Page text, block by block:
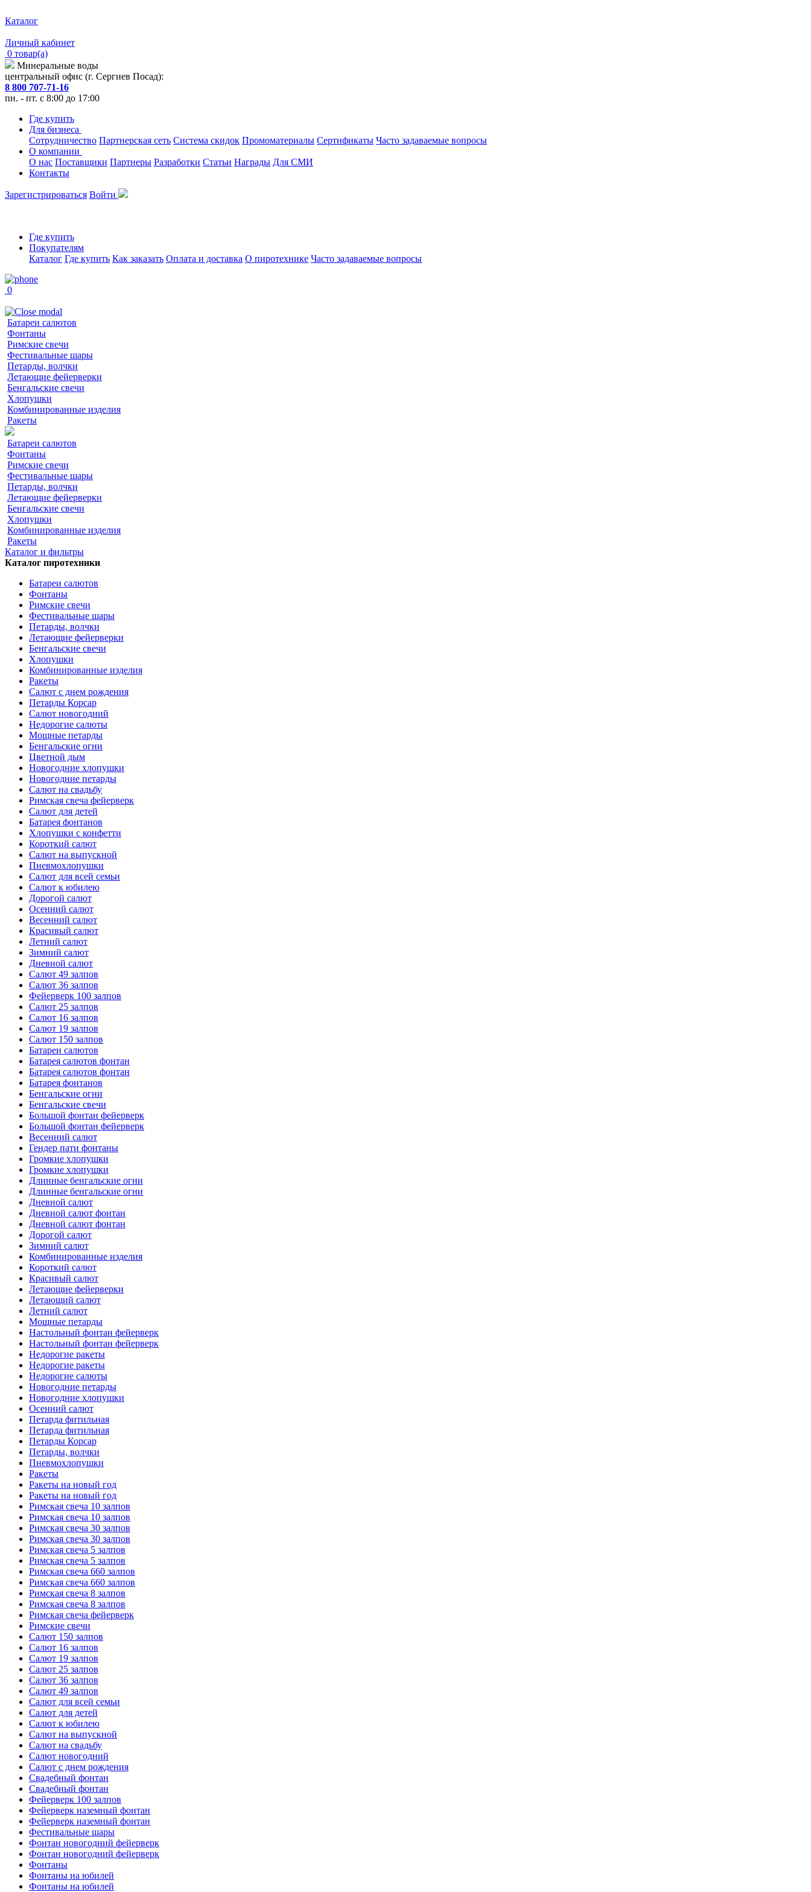
Каталог
Личный кабинет
0 товар(а)
Минеральные воды
центральный офис (г. Сергиев Посад):
8 800 707-71-16
пн. - пт. с 8:00 до 17:00
Где купить
Для бизнеса
Сотрудничество Партнерская сеть Система скидок Промоматериалы Сертификаты Часто задаваемые вопросы
О компании
О нас Поставщики Партнеры Разработки Статьи Награды Для СМИ
Контакты
Зарегистрироваться Войти
Где купить
Покупателям
Каталог Где купить Как заказать Оплата и доставка О пиротехнике Часто задаваемые вопросы
0
Батареи салютов
Фонтаны
Римские свечи
Фестивальные шары
Петарды, волчки
Летающие фейерверки
Бенгальские свечи
Хлопушки
Комбинированные изделия
Ракеты
Батареи салютов
Фонтаны
Римские свечи
Фестивальные шары
Петарды, волчки
Летающие фейерверки
Бенгальские свечи
Хлопушки
Комбинированные изделия
Ракеты
Каталог и фильтры
Каталог пиротехники
Батареи салютов
Фонтаны
Римские свечи
Фестивальные шары
Петарды, волчки
Летающие фейерверки
Бенгальские свечи
Хлопушки
Комбинированные изделия
Ракеты
Салют с днем рождения
Петарды Корсар
Салют новогодний
Недорогие салюты
Мощные петарды
Бенгальские огни
Цветной дым
Новогодние хлопушки
Новогодние петарды
Салют на свадьбу
Римская свеча фейерверк
Салют для детей
Батарея фонтанов
Хлопушки с конфетти
Короткий салют
Салют на выпускной
Пневмохлопушки
Салют для всей семьи
Салют к юбилею
Дорогой салют
Осенний салют
Весенний салют
Красивый салют
Летний салют
Зимний салют
Дневной салют
Салют 49 залпов
Салют 36 залпов
Фейерверк 100 залпов
Салют 25 залпов
Салют 16 залпов
Салют 19 залпов
Салют 150 залпов
Батареи салютов
Батарея салютов фонтан
Батарея салютов фонтан
Батарея фонтанов
Бенгальские огни
Бенгальские свечи
Большой фонтан фейерверк
Большой фонтан фейерверк
Весенний салют
Гендер пати фонтаны
Громкие хлопушки
Громкие хлопушки
Длинные бенгальские огни
Длинные бенгальские огни
Дневной салют
Дневной салют фонтан
Дневной салют фонтан
Дорогой салют
Зимний салют
Комбинированные изделия
Короткий салют
Красивый салют
Летающие фейерверки
Летающий салют
Летний салют
Мощные петарды
Настольный фонтан фейерверк
Настольный фонтан фейерверк
Недорогие ракеты
Недорогие ракеты
Недорогие салюты
Новогодние петарды
Новогодние хлопушки
Осенний салют
Петарда фитильная
Петарда фитильная
Петарды Корсар
Петарды, волчки
Пневмохлопушки
Ракеты
Ракеты на новый год
Ракеты на новый год
Римская свеча 10 залпов
Римская свеча 10 залпов
Римская свеча 30 залпов
Римская свеча 30 залпов
Римская свеча 5 залпов
Римская свеча 5 залпов
Римская свеча 660 залпов
Римская свеча 660 залпов
Римская свеча 8 залпов
Римская свеча 8 залпов
Римская свеча фейерверк
Римские свечи
Салют 150 залпов
Салют 16 залпов
Салют 19 залпов
Салют 25 залпов
Салют 36 залпов
Салют 49 залпов
Салют для всей семьи
Салют для детей
Салют к юбилею
Салют на выпускной
Салют на свадьбу
Салют новогодний
Салют с днем рождения
Свадебный фонтан
Свадебный фонтан
Фейерверк 100 залпов
Фейерверк наземный фонтан
Фейерверк наземный фонтан
Фестивальные шары
Фонтан новогодний фейерверк
Фонтан новогодний фейерверк
Фонтаны
Фонтаны на юбилей
Фонтаны на юбилей